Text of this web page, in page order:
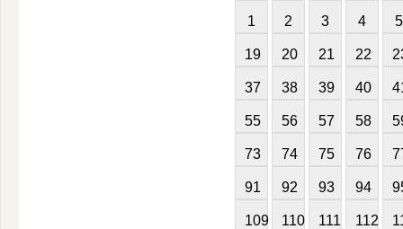
1 2 3 4 5
19 20 21 22
37 38 39 40
55 56 57 58
73 74 75 76
91 92 93 94
109 110 111 112